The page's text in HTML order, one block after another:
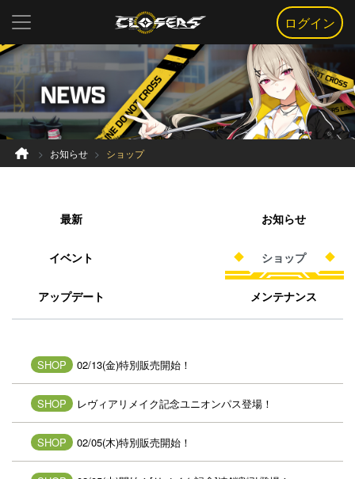
ログイン
お知らせ ショップ
最新 お知らせ
イベント ショップ
アップデート メンテナンス
SHOP 02/13(金)特別販売開始！
SHOP レヴィアリメイク記念ユニオンパス登場！
SHOP 02/05(木)特別販売開始！